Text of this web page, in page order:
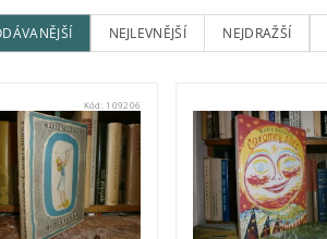
NEJLEVNĚJŠÍ NEJDRAŽŠÍ
Kód: 109206